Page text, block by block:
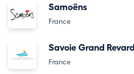
Samoëns
France
Savoie Grand Revard
France